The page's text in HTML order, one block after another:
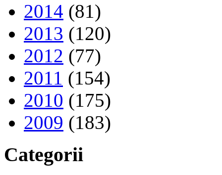
2014 (81)
2013 (120)
2012 (77)
2011 (154)
2010 (175)
2009 (183)
Categorii